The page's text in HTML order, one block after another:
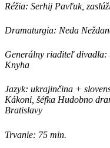
Réžia: Serhij Pavľuk,
Dramaturgia: Neda
Generálny riaditeľ divadla:
Knyha
Jazyk: ukrajinčina +
Kákoni, šéfka Hudobno
Bratislavy
Trvanie: 75 min.